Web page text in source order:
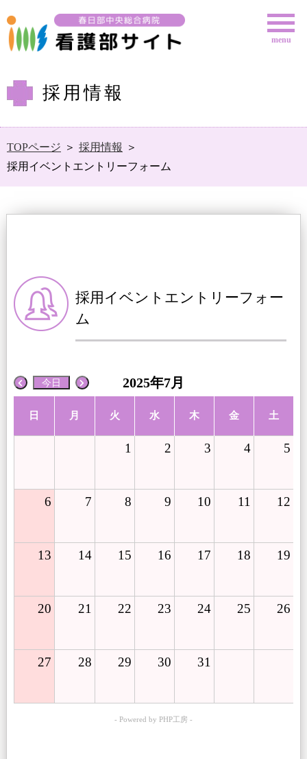
menu
採用情報
TOPページ
採用情報
採用イベントエントリーフォーム
採用イベントエントリーフォー
ム
2025年7月
今日
日 月 火 水 木 金 土
1 2 3 4 5
6 7 8 9 10 11 12
13 14 15 16 17 18 19
20 21 22 23 24 25 26
27 28 29 30 31
- Powered by PHP工房 -